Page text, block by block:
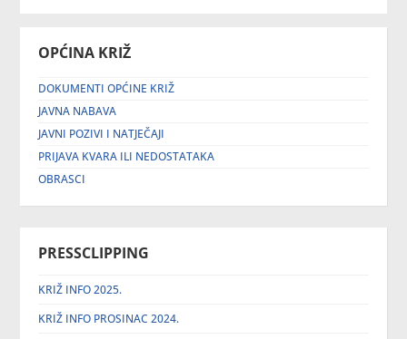
OPĆINA KRIŽ
DOKUMENTI OPĆINE KRIŽ
JAVNA NABAVA
JAVNI POZIVI I NATJEČAJI
PRIJAVA KVARA ILI NEDOSTATAKA
OBRASCI
PRESSCLIPPING
KRIŽ INFO 2025.
KRIŽ INFO PROSINAC 2024.